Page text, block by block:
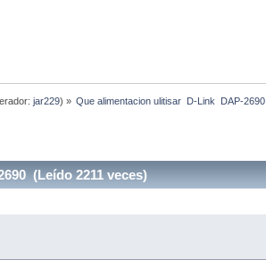
jar229) » Que alimentacion ulitisar  D-Link  DAP-2690
(Leído 2211 veces)